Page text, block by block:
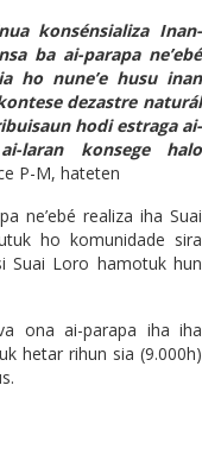
konsénsializa Inan-
ba ai-parapa ne’ebé
ho nune’e husu inan
dezastre naturál
hodi estraga ai-
laran konsege halo
P-M, hateten
ne’ebé realiza iha Suai
ho komunidade sira
Suai Loro hamotuk hun
ona ai-parapa iha iha
hetar rihun sia (9.000h)